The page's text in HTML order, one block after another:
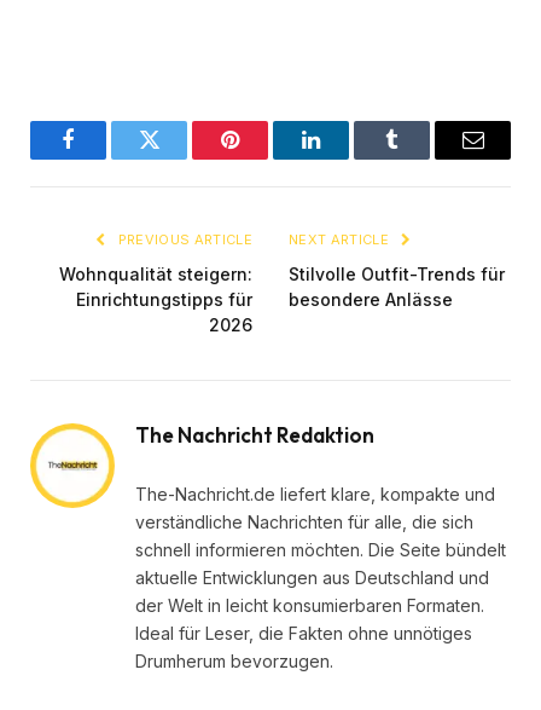
FacebookTwitter Pinterest LinkedInTumblr Email
PREVIOUS ARTICLE
Wohnqualität steigern:
Einrichtungstipps für
2026
NEXT ARTICLE
Stilvolle Outfit-Trends für
besondere Anlässe
The Nachricht Redaktion
The-Nachricht.de liefert klare, kompakte und
verständliche Nachrichten für alle, die sich
schnell informieren möchten. Die Seite bündelt
aktuelle Entwicklungen aus Deutschland und
der Welt in leicht konsumierbaren Formaten.
Ideal für Leser, die Fakten ohne unnötiges
Drumherum bevorzugen.